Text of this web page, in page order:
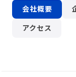
会社概要
アクセス